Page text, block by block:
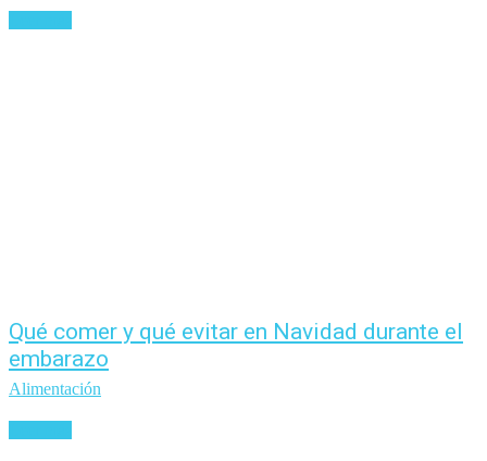
Qué comer y qué evitar en Navidad durante el
embarazo
Alimentación